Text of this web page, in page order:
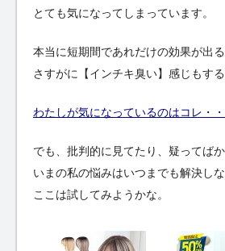
とても気になってしまっています。
本当に短期間であれだけの効果が出
さすがに【インチキ臭い】感じもす
わたしが気になっているのはコレ・・
でも、批判的に見てたり、疑ってば
いまの私の悩みはいつまでも解決し
ここは試してみようかな。